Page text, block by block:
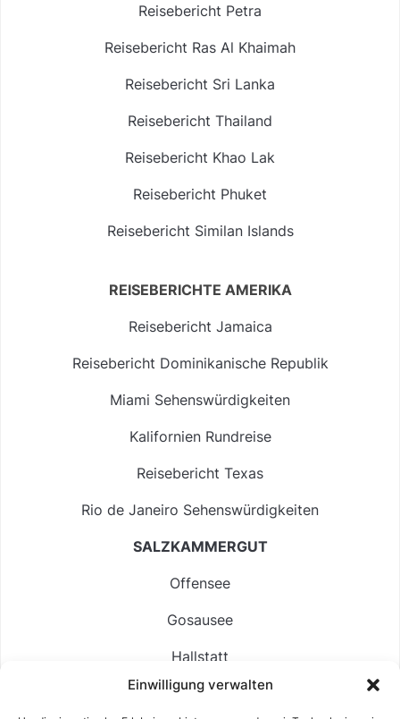
Einwilligung verwalten
Reisebericht Petra
Reisebericht Ras Al Khaimah
Reisebericht Sri Lanka
Reisebericht Thailand
Reisebericht Khao Lak
Reisebericht Phuket
Reisebericht Similan Islands
REISEBERICHTE AMERIKA
Reisebericht Jamaica
Reisebericht Dominikanische Republik
Miami Sehenswürdigkeiten
Kalifornien Rundreise
Reisebericht Texas
Rio de Janeiro Sehenswürdigkeiten
SALZKAMMERGUT
Offensee
Gosausee
Hallstatt
Langbathsee